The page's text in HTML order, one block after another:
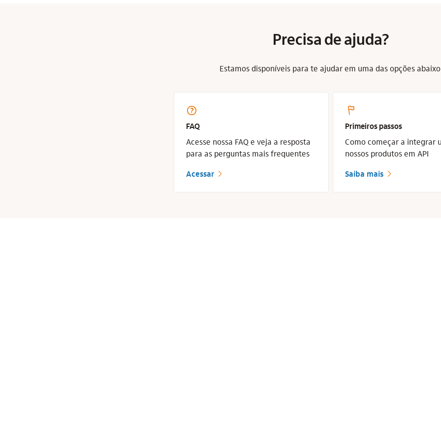
Precisa de ajuda?
Estamos disponíveis para te ajudar em uma das opções
ajuda_outline
FAQ
Acesse nossa FAQ e veja a resposta
para as perguntas mais frequentes
Acessar seta_direita
start_flag_base
Primeiros passos
Como começar a integrar
nossos produtos em API
Saiba mais seta_direita